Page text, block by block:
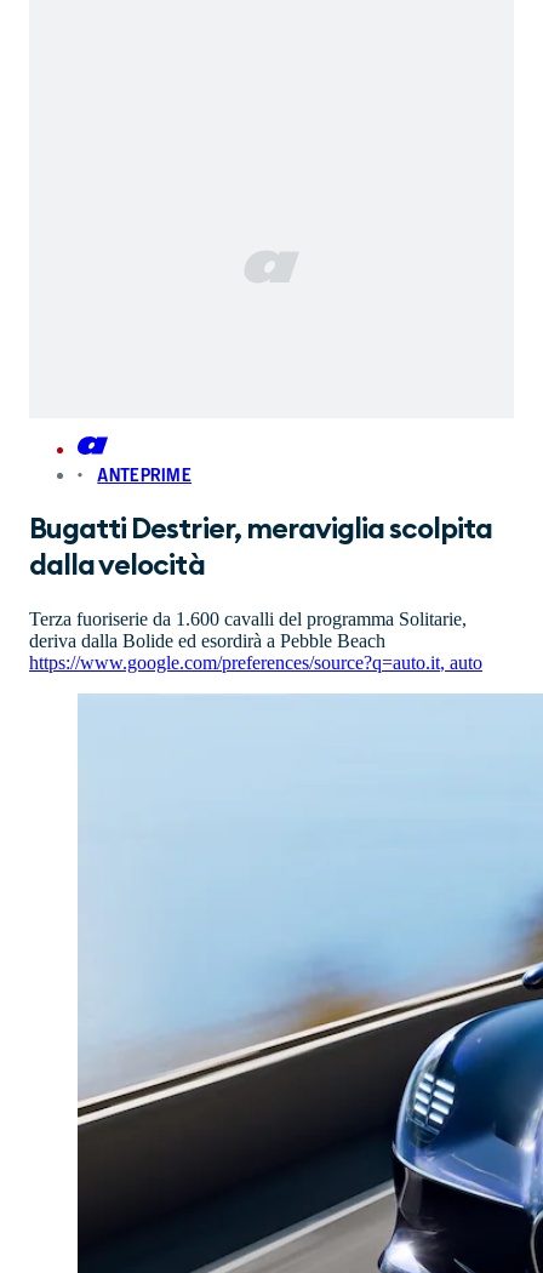
ANTEPRIME
Bugatti Destrier, meraviglia scolpita
dalla velocità
Terza fuoriserie da 1.600 cavalli del programma Solitarie,
deriva dalla Bolide ed esordirà a Pebble Beach
https://www.google.com/preferences/source?q=auto.it, auto